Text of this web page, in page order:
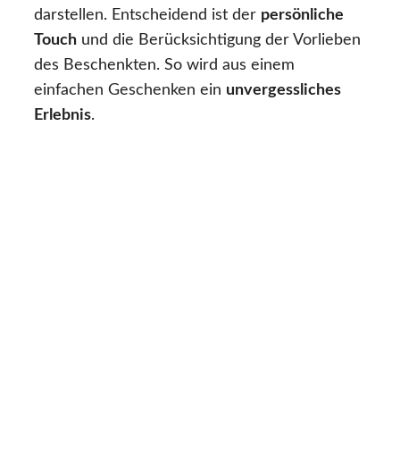
darstellen. Entscheidend ist der persönliche
Touch und die Berücksichtigung der Vorlieben
des Beschenkten. So wird aus einem
einfachen Geschenken ein unvergessliches
Erlebnis.